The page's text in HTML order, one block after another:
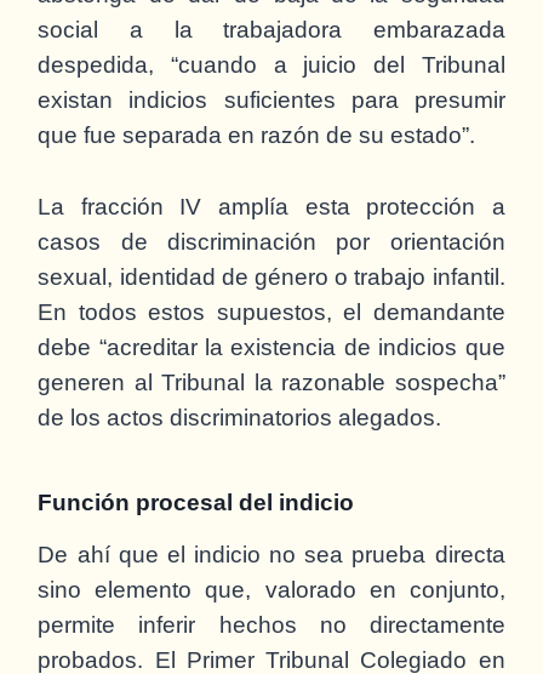
social a la trabajadora embarazada
despedida, “cuando a juicio del Tribunal
existan indicios suficientes para presumir
que fue separada en razón de su estado”.
La fracción IV amplía esta protección a
casos de discriminación por orientación
sexual, identidad de género o trabajo infantil.
En todos estos supuestos, el demandante
debe “acreditar la existencia de indicios que
generen al Tribunal la razonable sospecha”
de los actos discriminatorios alegados.
Función procesal del indicio
De ahí que el indicio no sea prueba directa
sino elemento que, valorado en conjunto,
permite inferir hechos no directamente
probados. El Primer Tribunal Colegiado en